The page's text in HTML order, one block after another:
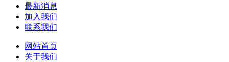
最新消息
加入我们
联系我们
网站首页
关于我们